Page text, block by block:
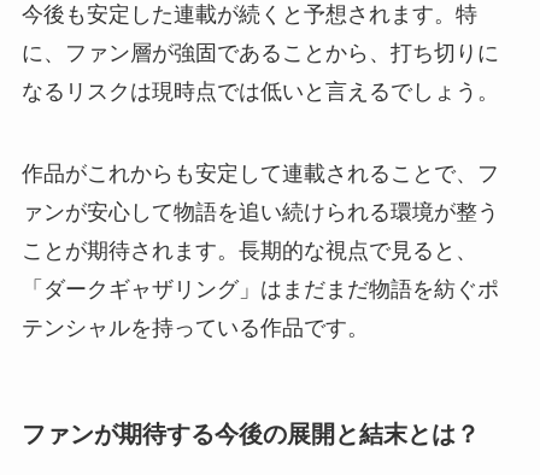
今後も安定した連載が続くと予想されます。特
に、ファン層が強固であることから、打ち切りに
なるリスクは現時点では低いと言えるでしょう。
作品がこれからも安定して連載されることで、フ
ァンが安心して物語を追い続けられる環境が整う
ことが期待されます。長期的な視点で見ると、
「ダークギャザリング」はまだまだ物語を紡ぐポ
テンシャルを持っている作品です。
ファンが期待する今後の展開と結末とは？